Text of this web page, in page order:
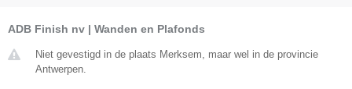
ADB Finish nv | Wanden en Plafonds
Niet gevestigd in de plaats Merksem, maar wel in de provincie
Antwerpen.